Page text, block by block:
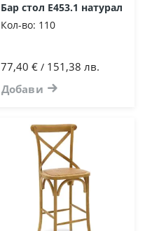
Бар стол Ε453.1 натурал
Кол-во: 110
77,40 €/ 151,38 лв.
Добави